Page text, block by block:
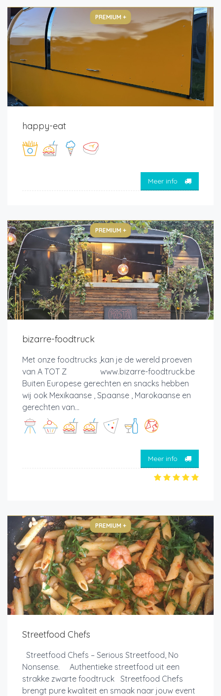
PREMIUM +
happy-eat
Meer info
PREMIUM +
bizarre-foodtruck
Met onze foodtrucks ,kan je de wereld proeven
van A TOT Z www.bizarre-foodtruck.be
Buiten Europese gerechten en snacks hebben
wij ook Mexikaanse , Spaanse , Marokaanse en
gerechten van...
Meer info
PREMIUM +
Streetfood Chefs
Streetfood Chefs – Serious Streetfood, No
Nonsense. Authentieke streetfood uit een
strakke zwarte foodtruck Streetfood Chefs
brengt pure kwaliteit en smaak naar jouw event